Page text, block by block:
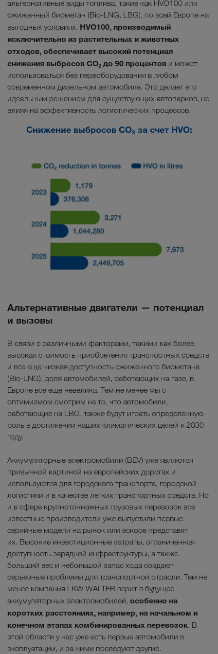
альтернативные виды топлива, такие как HVO100 или
сжиженный биометан (Bio-LNG, LBG), по всей Европе на
выгодных условиях. HVO100, производимый
исключительно из растительных и животных
отходов, обеспечивает высокий потенциал
снижения выбросов CO₂ до 90 процентов и может
использоваться без переоборудования в любом
современном дизельном автомобиле. Это делает его
идеальным решением для существующих автопарков, не
влияя на эффективность логистических процессов.
Снижение выбросов CO₂ за счет HVO:
Альтернативные двигатели — потенциал
и вызовы
В связи с различными факторами, такими как более
высокая стоимость приобретения транспортных средств
и все еще низкая доступность сжиженного биометана
(Bio-LNG), доля автомобилей, работающих на газе, в
Европе все еще невелика. Тем не менее мы с
оптимизмом смотрим на то, что автомобили,
работающие на LBG, также будут играть определенную
роль в достижении наших климатических целей к 2030
году.
Аккумуляторные электромобили (BEV) уже являются
привычной картиной на европейских дорогах и
используются для городского транспорта, городской
логистики и в качестве легких транспортных средств. Но
и в сфере крупнотоннажных грузовых перевозок все
известные производители уже выпустили первые
серийные модели на рынок или вскоре представят
их. Высокие инвестиционные затраты, ограниченная
доступность зарядной инфраструктуры, а также
больший вес и небольшой запас хода создают
серьезные проблемы для транспортной отрасли. Тем не
менее компания LKW WALTER верит в будущее
аккумуляторных электромобилей, особенно на
коротких расстояниях, например, на начальном и
конечном этапах комбинированных перевозок. В
этой области у нас уже есть первые автомобили в
эксплуатации, и за ними последуют другие.